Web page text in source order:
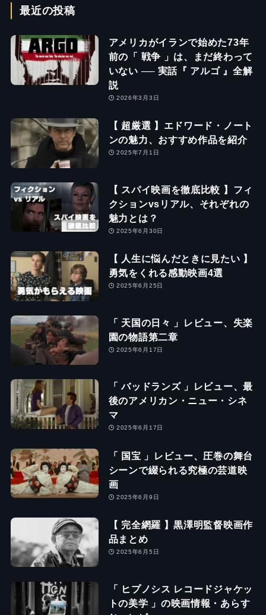
最近の投稿
アメリカがイランで始めた73年
前の「 戦争 」は、まだ終わって
いない ── 実話『 アルゴ 』全解
説
2026年3月3日
【 超厳選 】エドワード・ノート
ンの魅力、おすすめ作品を紹介
2025年7月1日
【 スパイ映画を徹底比較 】フィ
クションvsリアル、それぞれの
魅力とは？
2025年6月30日
【 人生に悩んだときに見たい 】
勇気をくれる感動映画4選
2025年6月25日
「 天国の日々 」レビュー、失楽
園の物語第二章
2025年6月17日
「 バッドランズ 」レビュー、最
後のアメリカン・ニュー・シネ
マ
2025年6月17日
「 国宝 」レビュー、圧巻の舞台
シーンで綴られる究極の芸道映
画
2025年6月9日
【 完全網羅 】黒澤明監督映画作
品まとめ
2025年6月5日
「 ヒプノシス レコードジャケッ
トの美学 」の映画情報・あらす